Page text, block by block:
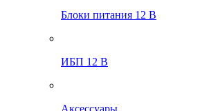
Блоки питания 12 В
ИБП 12 В
Аксессуары